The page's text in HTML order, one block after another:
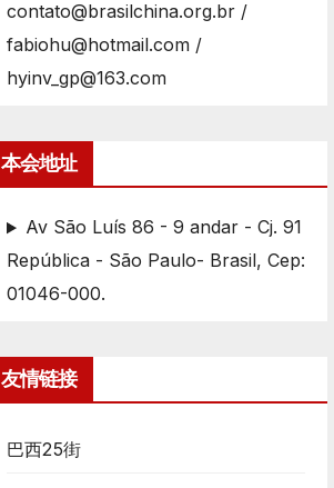
contato@brasilchina.org.br /
fabiohu@hotmail.com /
hyinv_gp@163.com
本会地址
Av São Luís 86 - 9 andar - Cj. 91
República - São Paulo- Brasil, Cep:
01046-000.
友情链接
巴西25街